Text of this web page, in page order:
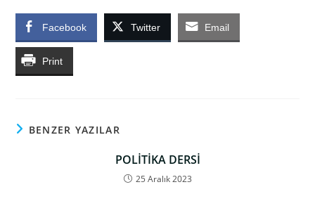
Facebook Twitter Email
Print
BENZER YAZILAR
POLİTİKA DERSİ
25 Aralık 2023